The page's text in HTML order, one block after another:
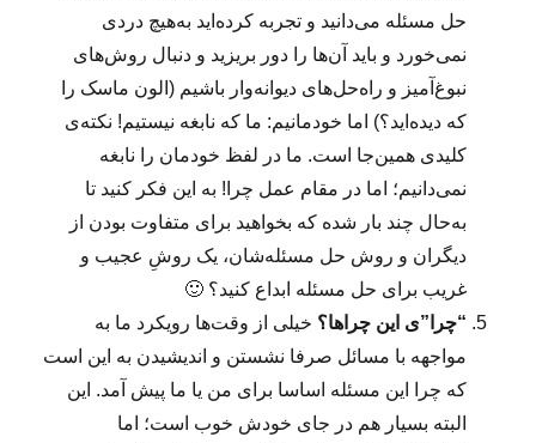
حل مسئله می‌دانید و تجربه کرده‌اید به‌هیچ دردی
نمی‌خورد و باید آن‌ها را دور بریزید و دنبال روش‌های
نبوغ‌آمیز و راه‌حل‌های دیوانه‌وار باشیم (الون ماسک را
که دیده‌اید؟) اما خودمانیم: ما که نابغه نیستیم! نکته‌ی
کلیدی همین‌جا است. ما در لفظ خودمان را نابغه
نمی‌دانیم؛ اما در مقام عمل چرا! به این فکر کنید تا
به‌حال چند بار شده که بخواهید برای متفاوت بودن از
دیگران و روش حل مسئله‌شان، یک روشِ عجیب و
غریب برای حل مسئله ابداع کنید؟ 🙂
“چرا”ی این چراها؟ خیلی از وقت‌ها رویکرد ما به
مواجهه با مسائل صرفا نشستن و اندیشیدن به این است
که چرا این مسئله اساسا برای من یا ما پیش آمد. این
البته بسیار هم در جای خودش خوب است؛ اما